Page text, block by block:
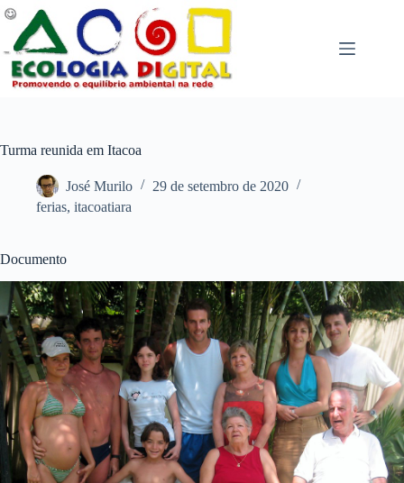
Pular
para
conteúdo
Turma reunida em Itacoa
José Murilo
29 de setembro de 2020
ferias, itacoatiara
Documento